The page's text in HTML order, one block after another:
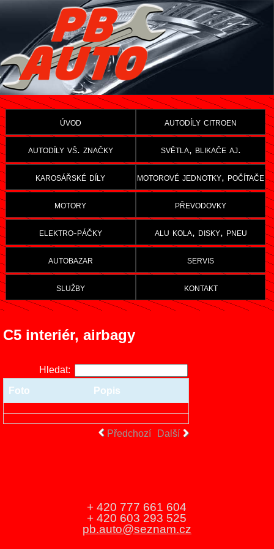
úvod autodíly citroen
autodíly vš. značky světla, blikače aj.
karosářské díly motorové jednotky, počítače
motory převodovky
elektro-páčky alu kola, disky, pneu
autobazar servis
služby kontakt
C5 interiér, airbagy
Hledat:
Foto
Popis
Předchozí Další
+ 420 777 661 604
+ 420 603 293 525
pb.auto@seznam.cz